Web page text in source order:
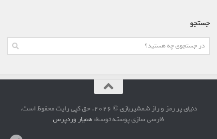
جستجو
دنیای پر رمز و راز شمشیربازی © 2026. حق کپی رایت محفوظ است.
فارسی سازی پوسته توسط:همیار وردپرس